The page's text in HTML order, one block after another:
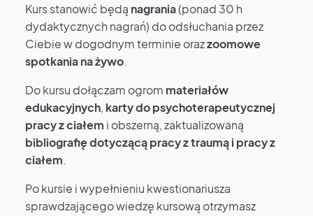
Kurs stanowić będą nagrania(ponad 30 h
dydaktycznych nagrań) do odsłuchania przez
Ciebie w dogodnym terminie orazzoomowe
spotkania na żywo.
Do kursu dołączam ogrom materiałów
edukacyjnych, karty do psychoterapeutycznej
pracy z ciałem i obszerną, zaktualizowaną
bibliografię dotyczącą pracy z traumą i pracy z
ciałem.
Po kursie i wypełnieniu kwestionariusza
sprawdzającego wiedzę kursową otrzymasz